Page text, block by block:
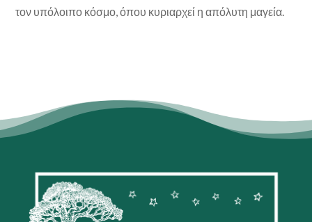
τον υπόλοιπο κόσμο, όπου κυριαρχεί η απόλυτη μαγεία.